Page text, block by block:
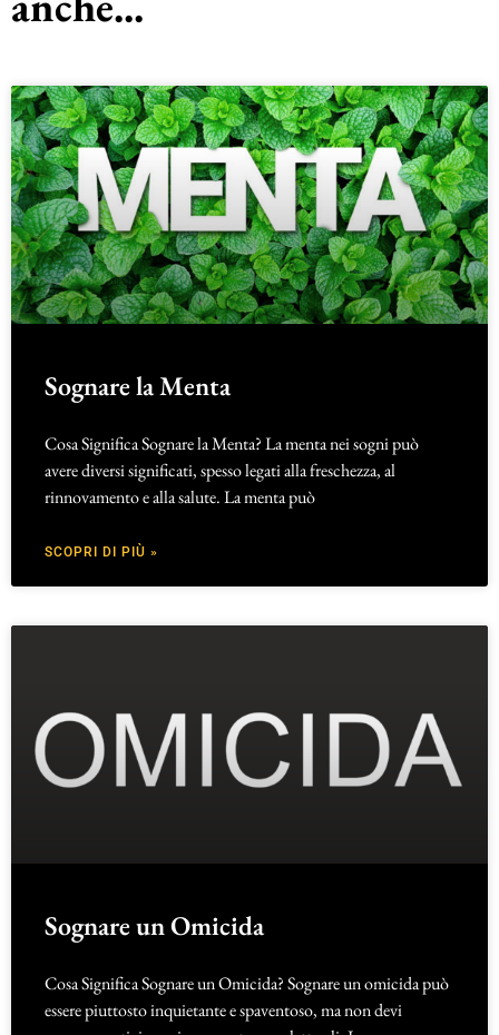
Sognare la Menta
Cosa Significa Sognare la Menta? La menta nei sogni può
avere diversi significati, spesso legati alla freschezza, al
rinnovamento e alla salute. La menta può
SCOPRI DI PIÙ »
Sognare un Omicida
Cosa Significa Sognare un Omicida? Sognare un omicida può
essere piuttosto inquietante e spaventoso, ma non devi